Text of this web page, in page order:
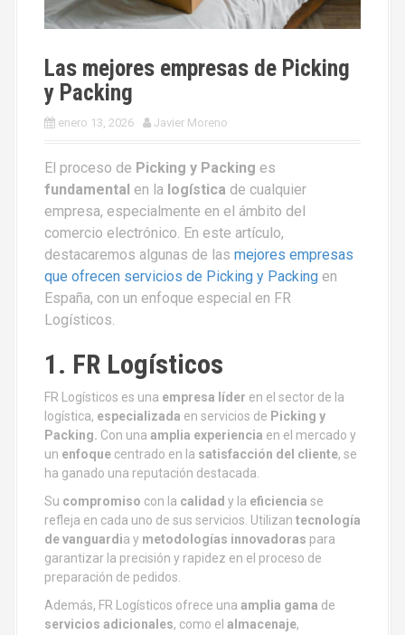
Las mejores empresas de Picking
y Packing
enero 13, 2026 Javier Moreno
El proceso de Picking y Packing es
fundamental en la logística de cualquier
empresa, especialmente en el ámbito del
comercio electrónico. En este artículo,
destacaremos algunas de las mejores empresas
que ofrecen servicios de Picking y Packing en
España, con un enfoque especial en FR
Logísticos.
1. FR Logísticos
FR Logísticos es una empresa líder en el sector de la
logística, especializada en servicios de Picking y
Packing. Con una amplia experiencia en el mercado y
un enfoque centrado en la satisfacción del cliente, se
ha ganado una reputación destacada.
Su compromiso con la calidad y la eficiencia se
refleja en cada uno de sus servicios. Utilizan tecnología
de vanguardia y metodologías innovadoras para
garantizar la precisión y rapidez en el proceso de
preparación de pedidos.
Además, FR Logísticos ofrece una amplia gama de
servicios adicionales, como el almacenaje,